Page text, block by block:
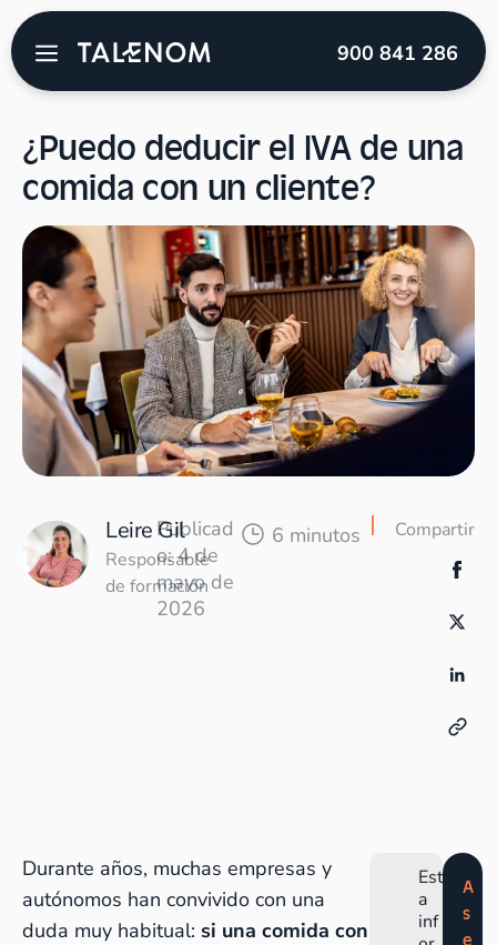
900 841 286
IVA de una comida con un cliente?
¿Puedo deducir el IVA de una
comida con un cliente?
Leire Gil
Responsable
de formación
Publicad
o: 4 de
mayo de
2026
6 minutos Compartir
Durante años, muchas empresas y
autónomos han convivido con una
duda muy habitual: si una comida con
Est
a
inf
A
s
e